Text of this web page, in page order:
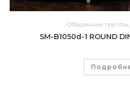
Обеденные группы
SM-B1050d-1 ROUND